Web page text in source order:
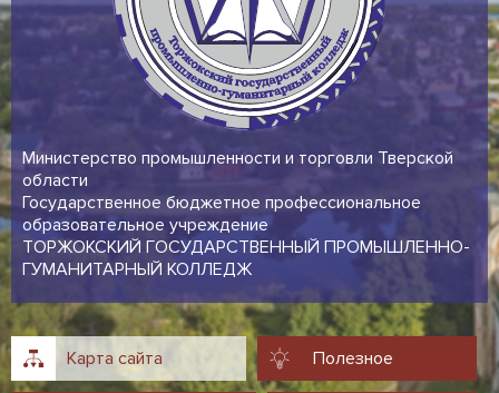
Министерство промышленности и торговли Тверской
области
Государственное бюджетное профессиональное
образовательное учреждение
ТОРЖОКСКИЙ ГОСУДАРСТВЕННЫЙ ПРОМЫШЛЕННО-
ГУМАНИТАРНЫЙ КОЛЛЕДЖ
Карта сайта Полезное